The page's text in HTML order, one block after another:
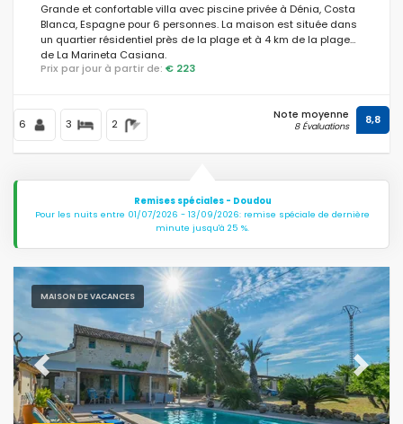
Grande et confortable villa avec piscine privée à Dénia, Costa
Blanca, Espagne pour 6 personnes. La maison est située dans
un quartier résidentiel près de la plage et à 4 km de la plage
de La Marineta Casiana.
Prix par jour à partir de: € 223
6 3 2
Note moyenne
8 Évaluations 8,8
Remises spéciales - Doudou
Pour les nuits entre 01/07/2026 - 13/09/2026: remise spéciale de dernière
minute jusqu'à 25 %.
MAISON DE VACANCES
Previous Next